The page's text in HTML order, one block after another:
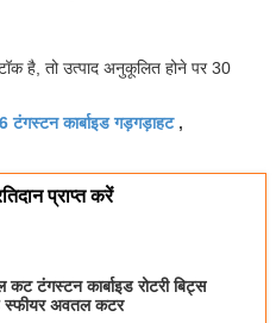
है, तो उत्पाद अनुकूलित होने पर 30
टंगस्टन कार्बाइड गड़गड़ाहट,
प्राप्त करें
टंगस्टन कार्बाइड रोटरी बिट्स
स्फीयर अवतल कटर